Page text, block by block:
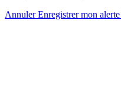
AnnulerEnregistrer mon alerte